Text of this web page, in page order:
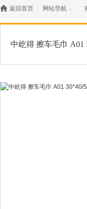
 返回首页 网站导航 
中屹得 擦车毛巾 A01